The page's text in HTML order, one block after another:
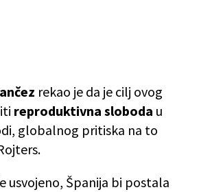
rekao je da je cilj ovog
reproduktivna sloboda u
globalnog pritiska na to
usvojeno, Španija bi postala